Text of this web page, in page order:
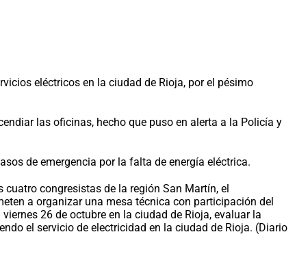
eléctricos en la ciudad de Rioja, por el pésimo
las oficinas, hecho que puso en alerta a la Policía y
de emergencia por la falta de energía eléctrica.
congresistas de la región San Martín, el
a organizar una mesa técnica con participación del
26 de octubre en la ciudad de Rioja, evaluar la
el servicio de electricidad en la ciudad de Rioja. (Diario